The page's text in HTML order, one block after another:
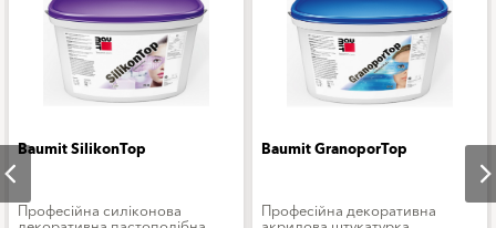
Baumit SilikonTop
Професійна силіконова
Baumit GranoporTop
Професійна декоративна